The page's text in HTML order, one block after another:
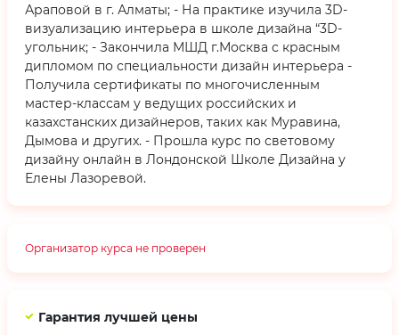
Араповой в г. Алматы; - На практике изучила 3D-
визуализацию интерьера в школе дизайна “3D-
угольник; - Закончила МШД г.Москва с красным
дипломом по специальности дизайн интерьера -
Получила сертификаты по многочисленным
мастер-классам у ведущих российских и
казахстанских дизайнеров, таких как Муравина,
Дымова и других. - Прошла курс по световому
дизайну онлайн в Лондонской Школе Дизайна у
Елены Лазоревой.
Организатор курса не проверен
Гарантия лучшей цены